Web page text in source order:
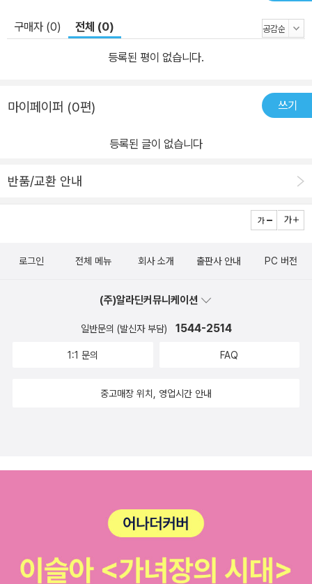
구매자 (0) 전체 (0)
등록된 평이 없습니다.
마이페이퍼 (0편) 쓰기
등록된 글이 없습니다
반품/교환 안내
로그인 전체 메뉴 회사 소개 출판사 안내 PC 버전
(주)알라딘커뮤니케이션
일반문의 (발신자 부담) 1544-2514
1:1 문의 FAQ
중고매장 위치, 영업시간 안내